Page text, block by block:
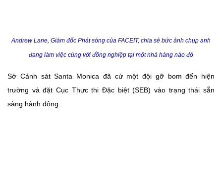
Andrew Lane, Giám đốc Phát sóng của FACEIT, chia sẻ bức ảnh chụp anh
đang làm việc cùng với đồng nghiệp tại một nhà hàng nào đó
Sở Cảnh sát Santa Monica đã cử một đội gỡ bom đến hiện
trường và đặt Cục Thực thi Đặc biệt (SEB) vào trạng thái sẵn
sàng hành động.